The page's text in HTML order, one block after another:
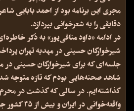
مجری این برنامه بود از احمد بابایی
دقایقی را به شعرخوانی بپردازد.
در ادامه «داود منافی‌پور» به ذکر
شیرخوارگان حسینی در مهدیه تهران
جلسه‌ای که برای شیرخوارگان حسینی در
شاهد صحنه‌هایی بودم که تازه متوجه
واقعه‌خوانی در ایران و بیش از ۴۵ کشور جهان برگزار شده است.